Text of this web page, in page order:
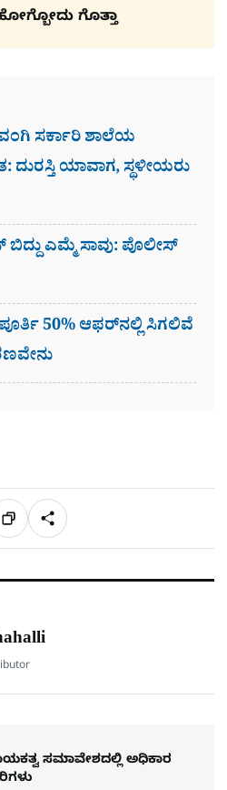
ಗೊತ್ತಾ
ಸರ್ಕಾರಿ ಶಾಲೆಯ
ದುರಸ್ತಿ ಯಾವಾಗ, ಸ್ಥಳೀಯರು
ಎಮ್ಮೆ ಸಾವು: ಪೊಲೀಸ್
50% ಆಫರ್​ನಲ್ಲಿ ಸಿಗಲಿವೆ
ಲಿಂ
ಕ್
S
h
a
ಸಮಾವೇಶದಲ್ಲಿ ಅಧಿಕಾರ